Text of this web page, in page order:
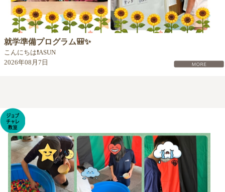
就学準備プログラム🎒✨
こんにちは❗ASUN
2026年08月7日